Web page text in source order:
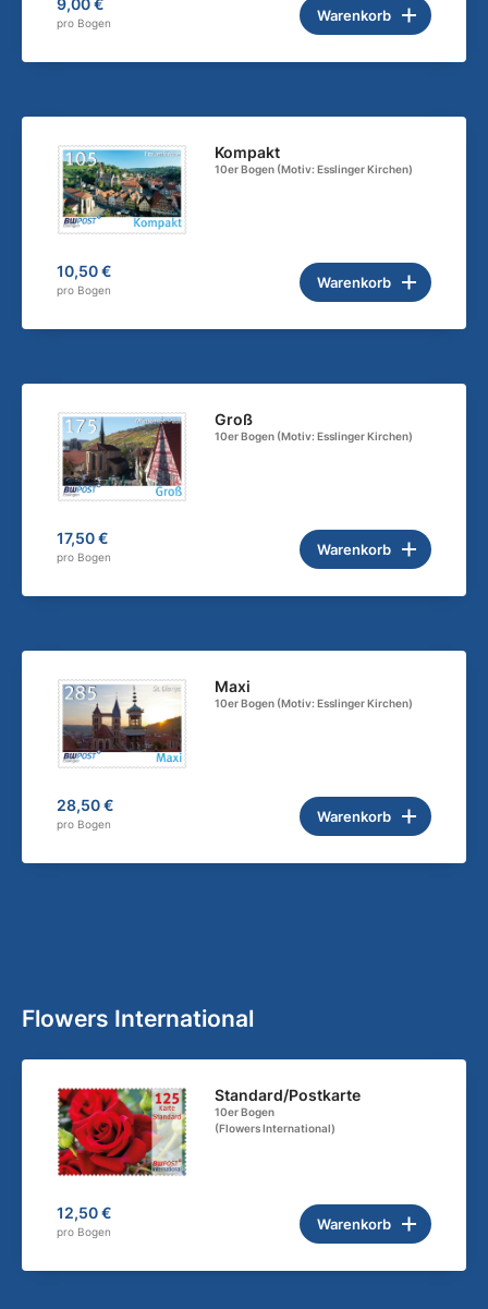
9,00 €
pro Bogen Warenkorb
Kompakt
10er Bogen (Motiv: Esslinger Kirchen)
10,50 €
pro Bogen Warenkorb
Groß
10er Bogen (Motiv: Esslinger Kirchen)
17,50 €
pro Bogen Warenkorb
Maxi
10er Bogen (Motiv: Esslinger Kirchen)
28,50 €
pro Bogen Warenkorb
Flowers International
Standard/Postkarte
10er Bogen
(Flowers International)
12,50 €
pro Bogen Warenkorb